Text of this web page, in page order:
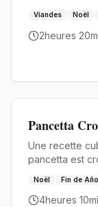
Viandes Noël
2heures
Pancetta
Une recette
pancetta est
Noël Fin de Año
4heures